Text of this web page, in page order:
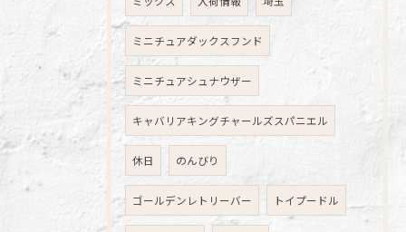
ミニチュアダックスフンド
ミニチュアシュナウザー
キャバリアキングチャールズスパニエル
休日 のんびり
ゴールデンレトリーバー トイプードル